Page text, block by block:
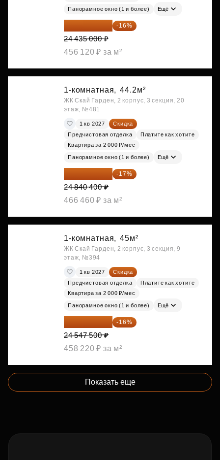
Панорамное окно (1 и более) Ещё
20 525 400 ₽ -16%
24 435 000 ₽
456 120 ₽ за м²
1-комнатная, 44.2м²
ЖК Скай Гарден, 2 корпус, 3 секция, 20
этаж, №481
1 кв 2027
Скидка
Предчистовая отделка
Платите как хотите
Квартира за 2 000 ₽/мес
Панорамное окно (1 и более) Ещё
20 617 532 ₽ -17%
24 840 400 ₽
466 460 ₽ за м²
1-комнатная, 45м²
ЖК Скай Гарден, 2 корпус, 3 секция, 9
этаж, №394
1 кв 2027
Скидка
Предчистовая отделка
Платите как хотите
Квартира за 2 000 ₽/мес
Панорамное окно (1 и более) Ещё
20 619 900 ₽ -16%
24 547 500 ₽
458 220 ₽ за м²
Показать еще